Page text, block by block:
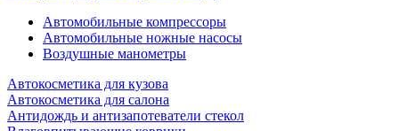
Автомобильные компрессоры
Автомобильные ножные насосы
Воздушные манометры
Автокосметика для кузова
Автокосметика для салона
Антидождь и антизапотеватели стекол